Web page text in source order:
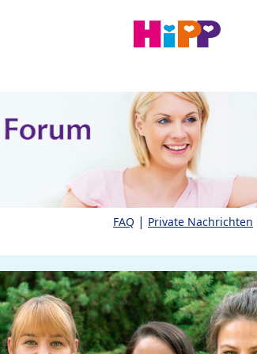
FAQ | Private Nachrichten